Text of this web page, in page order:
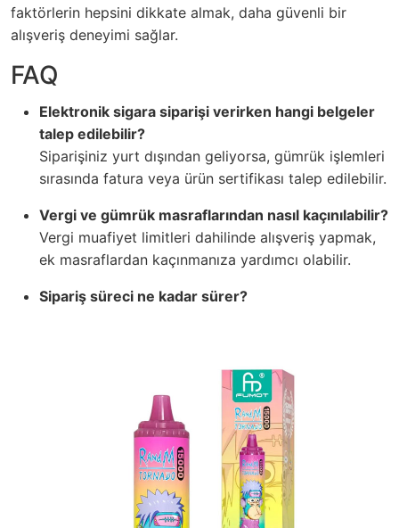
faktörlerin hepsini dikkate almak, daha güvenli bir
alışveriş deneyimi sağlar.
FAQ
Elektronik sigara siparişi verirken hangi belgeler
talep edilebilir?
Siparişiniz yurt dışından geliyorsa, gümrük işlemleri
sırasında fatura veya ürün sertifikası talep edilebilir.
Vergi ve gümrük masraflarından nasıl kaçınılabilir?
Vergi muafiyet limitleri dahilinde alışveriş yapmak,
ek masraflardan kaçınmanıza yardımcı olabilir.
Sipariş süreci ne kadar sürer?